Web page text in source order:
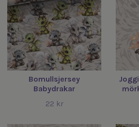
Bomullsjersey
Babydrakar
22 kr